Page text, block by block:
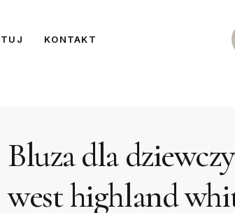
KONTAKT
Bluza dla
west highland